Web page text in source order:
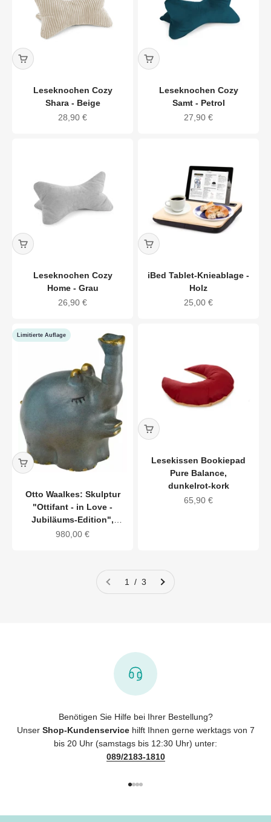
Leseknochen Cozy
Shara - Beige
Angebot
28,90 €
Leseknochen Cozy
Samt - Petrol
Angebot
27,90 €
Leseknochen Cozy
Home - Grau
Angebot
26,90 €
iBed Tablet-Knieablage -
Holz
Angebot
25,00 €
Limitierte Auflage
Otto Waalkes: Skulptur
"Ottifant - in Love -
Jubiläums-Edition",
Bronze
Angebot
980,00 €
Lesekissen Bookiepad
Pure Balance,
dunkelrot-kork
Angebot
65,90 €
1 / 3
Benötigen Sie Hilfe bei Ihrer Bestellung?
Unser Shop-Kundenservicehilft Ihnen gerne werktags von 7
bis 20 Uhr (samstags bis 12:30 Uhr) unter:
089/2183-1810